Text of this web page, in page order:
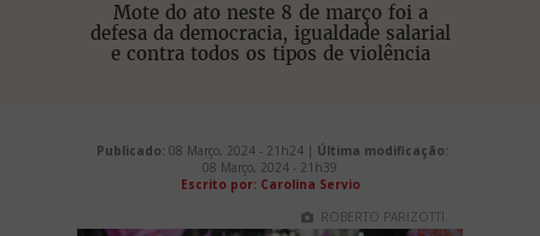
Mote do ato neste 8 de março foi a
defesa da democracia, igualdade salarial
e contra todos os tipos de violência
Publicado: 08 Março, 2024 - 21h24 | Última modificação:
08 Março, 2024 - 21h39
Escrito por: Carolina Servio
ROBERTO PARIZOTTI